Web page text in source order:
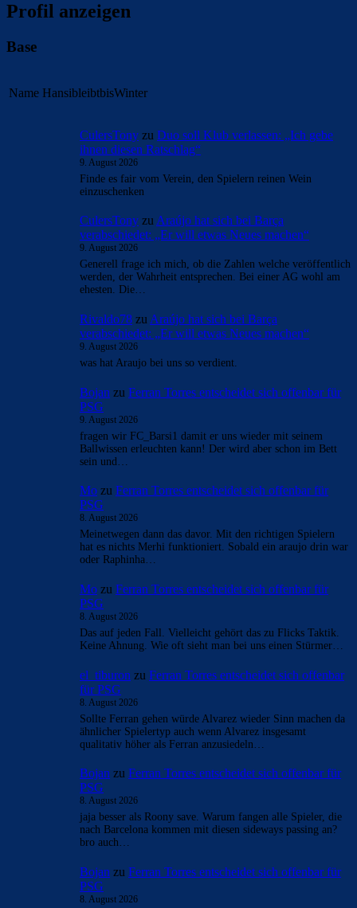
Profil anzeigen
Base
Name HansibleibtbisWinter
CulersTony zu Duo soll Klub verlassen: „Ich gebe
ihnen diesen Ratschlag“
9. August 2026
Finde es fair vom Verein, den Spielern reinen Wein
einzuschenken
CulersTony zuAraújo hat sich bei Barça
verabschiedet: „Er will etwas Neues machen“
9. August 2026
Generell frage ich mich, ob die Zahlen welche veröffentlich
werden, der Wahrheit entsprechen. Bei einer AG wohl am
ehesten. Die…
Rivaldo78 zu Araújo hat sich bei Barça
verabschiedet: „Er will etwas Neues machen“
9. August 2026
was hat Araujo bei uns so verdient.
Bojan zu Ferran Torres entscheidet sich offenbar für
PSG
9. August 2026
fragen wir FC_Barsi1 damit er uns wieder mit seinem
Ballwissen erleuchten kann! Der wird aber schon im Bett
sein und…
Mo zu Ferran Torres entscheidet sich offenbar für
PSG
8. August 2026
Meinetwegen dann das davor. Mit den richtigen Spielern
hat es nichts Merhi funktioniert. Sobald ein araujo drin war
oder Raphinha…
Mo zu Ferran Torres entscheidet sich offenbar für
PSG
8. August 2026
Das auf jeden Fall. Vielleicht gehört das zu Flicks Taktik.
Keine Ahnung. Wie oft sieht man bei uns einen Stürmer…
el_tiburon zu Ferran Torres entscheidet sich offenbar
für PSG
8. August 2026
Sollte Ferran gehen würde Alvarez wieder Sinn machen da
ähnlicher Spielertyp auch wenn Alvarez insgesamt
qualitativ höher als Ferran anzusiedeln…
Bojan zu Ferran Torres entscheidet sich offenbar für
PSG
8. August 2026
jaja besser als Roony save. Warum fangen alle Spieler, die
nach Barcelona kommen mit diesen sideways passing an?
bro auch…
Bojan zu Ferran Torres entscheidet sich offenbar für
PSG
8. August 2026